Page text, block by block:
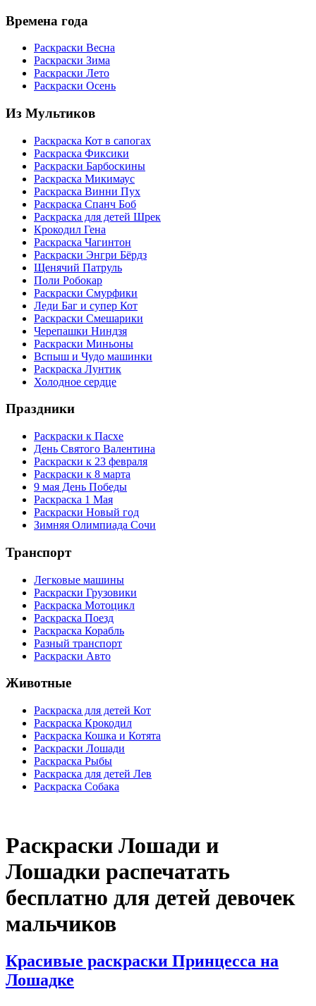
Времена года
Раскраски Весна
Раскраски Зима
Раскраски Лето
Раскраски Осень
Из Мультиков
Раскраска Кот в сапогах
Раскраска Фиксики
Раскраски Барбоскины
Раскраска Микимаус
Раскраска Винни Пух
Раскраска Спанч Боб
Раскраска для детей Шрек
Крокодил Гена
Раскраска Чагинтон
Раскраски Энгри Бёрдз
Щенячий Патруль
Поли Робокар
Раскраски Смурфики
Леди Баг и супер Кот
Раскраски Смешарики
Черепашки Ниндзя
Раскраски Миньоны
Вспыш и Чудо машинки
Раскраска Лунтик
Холодное сердце
Праздники
Раскраски к Пасхе
День Святого Валентина
Раскраски к 23 февраля
Раскраски к 8 марта
9 мая День Победы
Раскраска 1 Мая
Раскраски Новый год
Зимняя Олимпиада Сочи
Транспорт
Легковые машины
Раскраски Грузовики
Раскраска Мотоцикл
Раскраска Поезд
Раскраска Корабль
Разный транспорт
Раскраски Авто
Животные
Раскраска для детей Кот
Раскраска Крокодил
Раскраска Кошка и Котята
Раскраски Лошади
Раскраска Рыбы
Раскраска для детей Лев
Раскраска Собака
Раскраски Лошади и
Лошадки распечатать
бесплатно для детей девочек
мальчиков
Красивые раскраски Принцесса на
Лошадке